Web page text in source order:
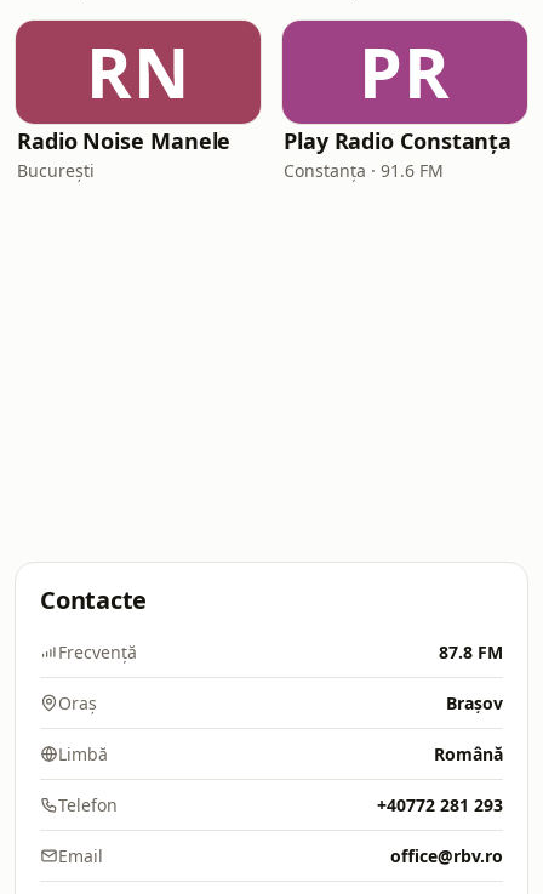
RN
Radio Noise Manele
București
PR
Play Radio Constanța
Constanța · 91.6 FM
Contacte
Frecvență 87.8 FM
Oraș Brașov
Limbă Română
Telefon +40772 281 293
Email office@rbv.ro